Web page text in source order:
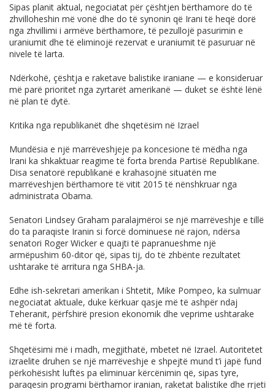
Sipas planit aktual, negociatat për çështjen bërthamore do të
zhvilloheshin më vonë dhe do të synonin që Irani të heqë dorë
nga zhvillimi i armëve bërthamore, të pezullojë pasurimin e
uraniumit dhe të eliminojë rezervat e uraniumit të pasuruar në
nivele të larta.
Ndërkohë, çështja e raketave balistike iraniane — e konsideruar
më parë prioritet nga zyrtarët amerikanë — duket se është lënë
në plan të dytë.
Kritika nga republikanët dhe shqetësim në Izrael
Mundësia e një marrëveshjeje pa koncesione të mëdha nga
Irani ka shkaktuar reagime të forta brenda Partisë Republikane.
Disa senatorë republikanë e krahasojnë situatën me
marrëveshjen bërthamore të vitit 2015 të nënshkruar nga
administrata Obama.
Senatori Lindsey Graham paralajmëroi se një marrëveshje e tillë
do ta paraqiste Iranin si forcë dominuese në rajon, ndërsa
senatori Roger Wicker e quajti të papranueshme një
armëpushim 60-ditor që, sipas tij, do të zhbënte rezultatet
ushtarake të arritura nga SHBA-ja.
Edhe ish-sekretari amerikan i Shtetit, Mike Pompeo, ka sulmuar
negociatat aktuale, duke kërkuar qasje më të ashpër ndaj
Teheranit, përfshirë presion ekonomik dhe veprime ushtarake
më të forta.
Shqetësimi më i madh, megjithatë, mbetet në Izrael. Autoritetet
izraelite druhen se një marrëveshje e shpejtë mund t’i japë fund
përkohësisht luftës pa eliminuar kërcënimin që, sipas tyre,
paraqesin programi bërthamor iranian, raketat balistike dhe rrjeti